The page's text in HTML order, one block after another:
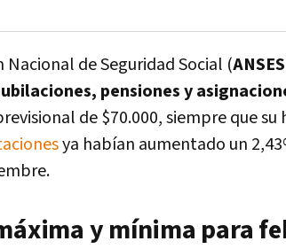
Nacional de Seguridad Social (
pensiones y
de $70.000, siempre que
ya habían aumentado un
y mínima para